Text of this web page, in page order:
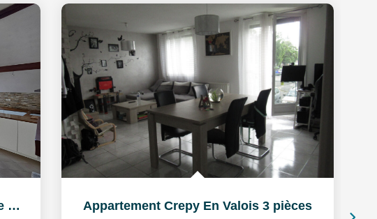
Appartement en duplex - Centre ville Crépy en Valois
Appartement Crepy En Valois 3 pièces